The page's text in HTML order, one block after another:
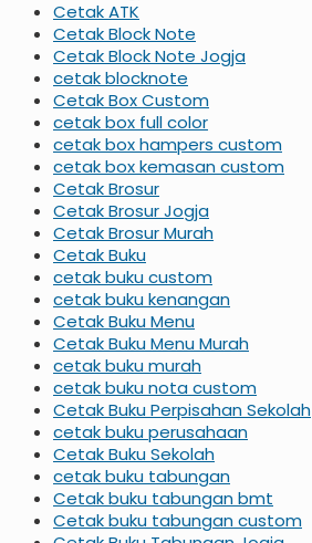
Cetak ATK
Cetak Block Note
Cetak Block Note Jogja
cetak blocknote
Cetak Box Custom
cetak box full color
cetak box hampers custom
cetak box kemasan custom
Cetak Brosur
Cetak Brosur Jogja
Cetak Brosur Murah
Cetak Buku
cetak buku custom
cetak buku kenangan
Cetak Buku Menu
Cetak Buku Menu Murah
cetak buku murah
cetak buku nota custom
Cetak Buku Perpisahan Sekolah
cetak buku perusahaan
Cetak Buku Sekolah
cetak buku tabungan
Cetak buku tabungan bmt
Cetak buku tabungan custom